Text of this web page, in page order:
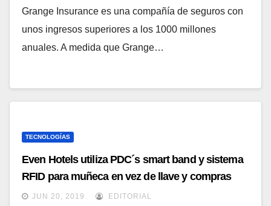
Grange Insurance es una compañía de seguros con
unos ingresos superiores a los 1000 millones
anuales. A medida que Grange…
TECNOLOGÍAS
Even Hotels utiliza PDC´s smart band y sistema
RFID para muñeca en vez de llave y compras
cashless
JUN 20, 2019 EDITORIAL